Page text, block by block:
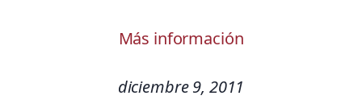
Más información
diciembre 9, 2011